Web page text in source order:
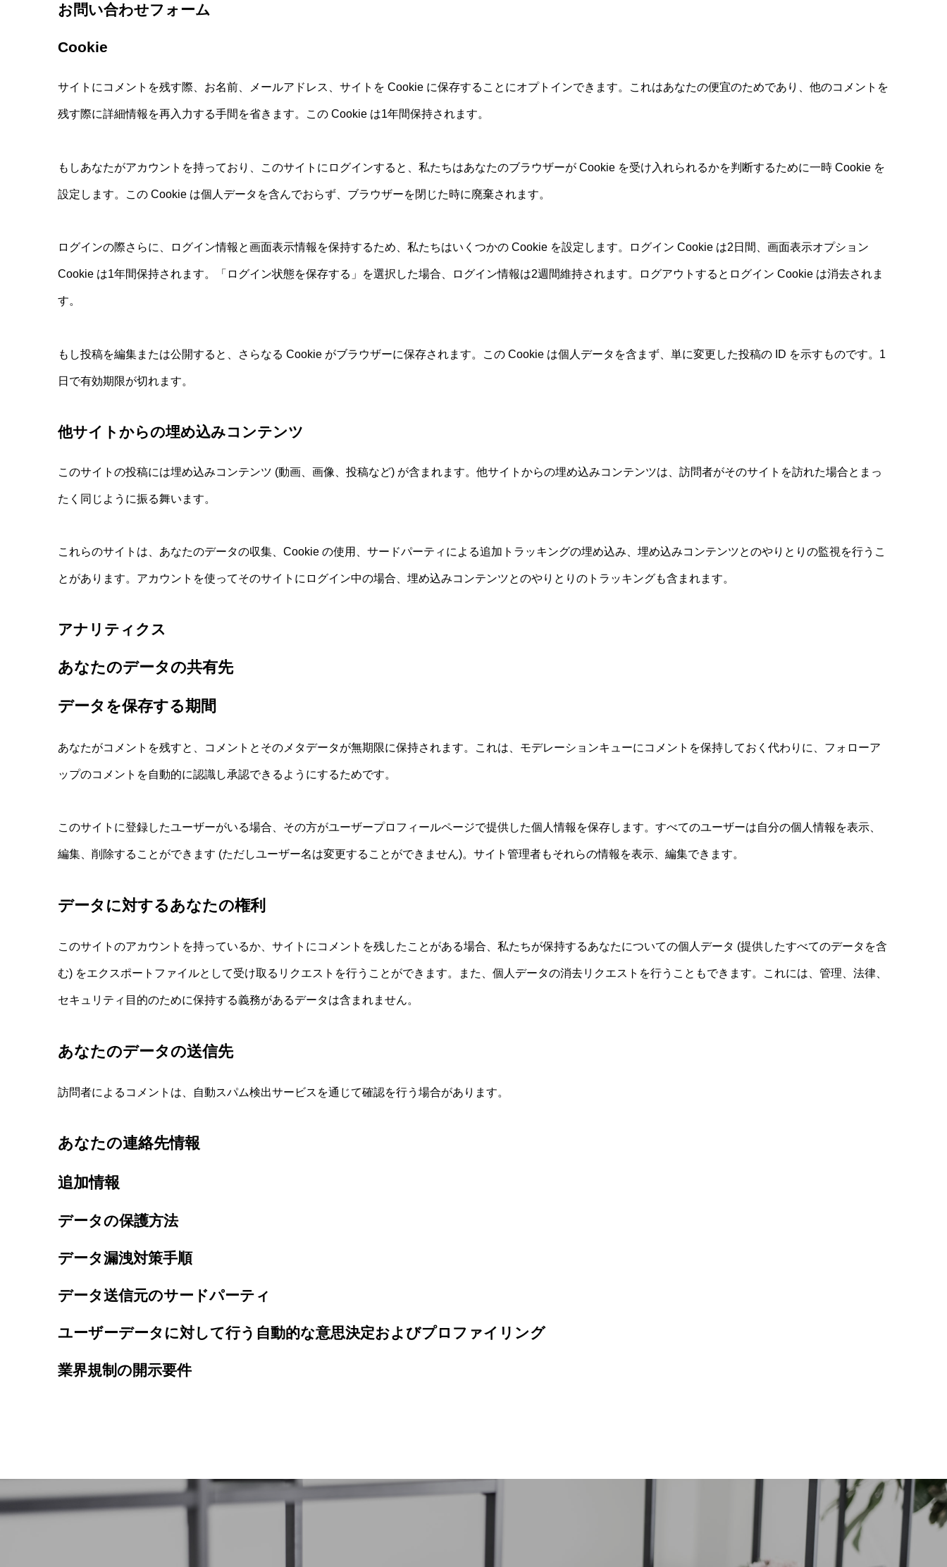
お問い合わせフォーム
Cookie
サイトにコメントを残す際、お名前、メールアドレス、サイトを Cookie に保存することにオプトインできます。これはあなたの便宜のためであり、他のコメントを
残す際に詳細情報を再入力する手間を省きます。この Cookie は1年間保持されます。
もしあなたがアカウントを持っており、このサイトにログインすると、私たちはあなたのブラウザーが Cookie を受け入れられるかを判断するために一時 Cookie を
設定します。この Cookie は個人データを含んでおらず、ブラウザーを閉じた時に廃棄されます。
ログインの際さらに、ログイン情報と画面表示情報を保持するため、私たちはいくつかの Cookie を設定します。ログイン Cookie は2日間、画面表示オプション
Cookie は1年間保持されます。「ログイン状態を保存する」を選択した場合、ログイン情報は2週間維持されます。ログアウトするとログイン Cookie は消去されま
す。
もし投稿を編集または公開すると、さらなる Cookie がブラウザーに保存されます。この Cookie は個人データを含まず、単に変更した投稿の ID を示すものです。1
日で有効期限が切れます。
他サイトからの埋め込みコンテンツ
このサイトの投稿には埋め込みコンテンツ (動画、画像、投稿など) が含まれます。他サイトからの埋め込みコンテンツは、訪問者がそのサイトを訪れた場合とまっ
たく同じように振る舞います。
これらのサイトは、あなたのデータの収集、Cookie の使用、サードパーティによる追加トラッキングの埋め込み、埋め込みコンテンツとのやりとりの監視を行うこ
とがあります。アカウントを使ってそのサイトにログイン中の場合、埋め込みコンテンツとのやりとりのトラッキングも含まれます。
アナリティクス
あなたのデータの共有先
データを保存する期間
あなたがコメントを残すと、コメントとそのメタデータが無期限に保持されます。これは、モデレーションキューにコメントを保持しておく代わりに、フォローア
ップのコメントを自動的に認識し承認できるようにするためです。
このサイトに登録したユーザーがいる場合、その方がユーザープロフィールページで提供した個人情報を保存します。すべてのユーザーは自分の個人情報を表示、
編集、削除することができます (ただしユーザー名は変更することができません)。サイト管理者もそれらの情報を表示、編集できます。
データに対するあなたの権利
このサイトのアカウントを持っているか、サイトにコメントを残したことがある場合、私たちが保持するあなたについての個人データ (提供したすべてのデータを含
む) をエクスポートファイルとして受け取るリクエストを行うことができます。また、個人データの消去リクエストを行うこともできます。これには、管理、法律、
セキュリティ目的のために保持する義務があるデータは含まれません。
あなたのデータの送信先
訪問者によるコメントは、自動スパム検出サービスを通じて確認を行う場合があります。
あなたの連絡先情報
追加情報
データの保護方法
データ漏洩対策手順
データ送信元のサードパーティ
ユーザーデータに対して行う自動的な意思決定およびプロファイリング
業界規制の開示要件